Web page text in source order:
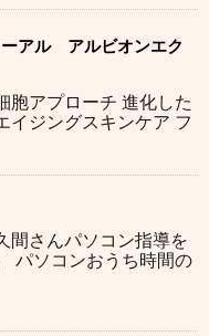
ーアル アルビオンエク
胞アプローチ 進化した
イジングスキンケア フ
間さんパソコン指導を
パソコンおうち時間の